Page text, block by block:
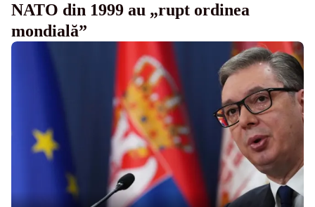
NATO din 1999 au „rupt ordinea
mondială”